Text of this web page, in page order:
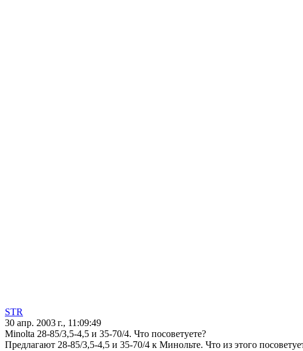
STR
30 апр. 2003 г., 11:09:49
Minolta 28-85/3,5-4,5 и 35-70/4. Что посоветуете?
Предлагают 28-85/3,5-4,5 и 35-70/4 к Минольте. Что из этого